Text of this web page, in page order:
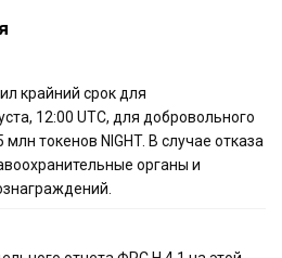
крайний срок для
12:00 UTC, для добровольного
токенов NIGHT. В случае отказа
органы и